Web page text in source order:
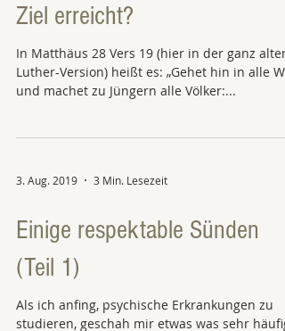
Ziel erreicht?
In Matthäus 28 Vers 19 (hier in der ganz alten
Luther-Version) heißt es: „Gehet hin in alle Welt
und machet zu Jüngern alle Völker:...
3. Aug. 2019 3 Min. Lesezeit
Einige respektable Sünden
(Teil 1)
Als ich anfing, psychische Erkrankungen zu
studieren, geschah mir etwas was sehr häufig